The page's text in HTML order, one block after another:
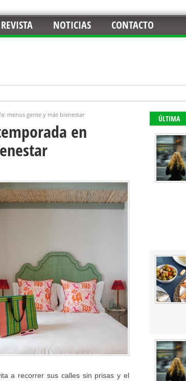
NOTICIAS CONTACTO
menos gente y más bienestar
en
a recorrer sus calles sin prisas y el
ÚLTIMA